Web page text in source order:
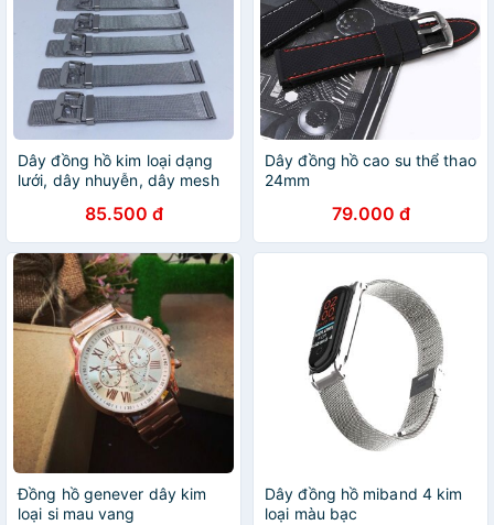
Dây đồng hồ kim loại dạng
lưới, dây nhuyễn, dây mesh
85.500 đ
Dây đồng hồ cao su thể thao
24mm
79.000 đ
Đồng hồ genever dây kim
loại si mau vang
Dây đồng hồ miband 4 kim
loại màu bạc